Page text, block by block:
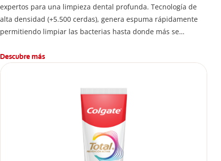
expertos para una limpieza dental profunda. Tecnología de
alta densidad (+5.500 cerdas), genera espuma rápidamente
permitiendo limpiar las bacterias hasta donde más se
Descubre más